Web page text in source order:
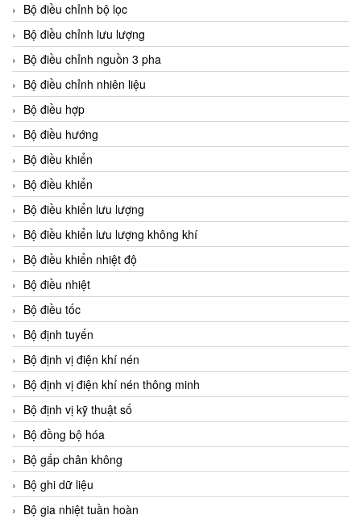
Bộ điều chỉnh bộ lọc
Bộ điều chỉnh lưu lượng
Bộ điều chỉnh nguồn 3 pha
Bộ điều chỉnh nhiên liệu
Bộ điều hợp
Bộ điều hướng
Bộ điều khiển
Bộ điều khiển
Bộ điều khiển lưu lượng
Bộ điều khiển lưu lượng không khí
Bộ điều khiển nhiệt độ
Bộ điều nhiệt
Bộ điều tốc
Bộ định tuyến
Bộ định vị điện khí nén
Bộ định vị điện khí nén thông minh
Bộ định vị kỹ thuật số
Bộ đồng bộ hóa
Bộ gấp chân không
Bộ ghi dữ liệu
Bộ gia nhiệt tuần hoàn